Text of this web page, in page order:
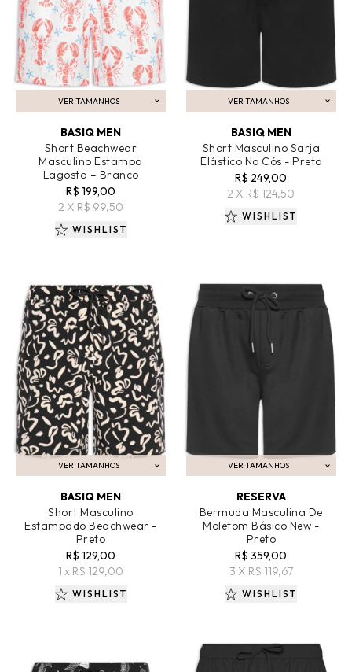
VER TAMANHOS
ADICIONAR AO CARRINHO
BASIQ MEN
Short Beachwear
Masculino Estampa
Lagosta – Branco
R$ 199,00
2 X R$ 99,50
WISHLIST
VER TAMANHOS
ADICIONAR AO CARRINHO
BASIQ MEN
Short Masculino Sarja
Elástico No Cós - Preto
R$ 249,00
2 X R$ 124,50
WISHLIST
VER TAMANHOS
ADICIONAR AO CARRINHO
BASIQ MEN
Short Masculino
Estampado Beachwear -
Preto
R$ 129,00
1 x R$ 129,00
WISHLIST
VER TAMANHOS
ADICIONAR AO CARRINHO
RESERVA
Bermuda Masculina De
Moletom Básico New -
Preto
R$ 359,00
3 X R$ 119,67
WISHLIST